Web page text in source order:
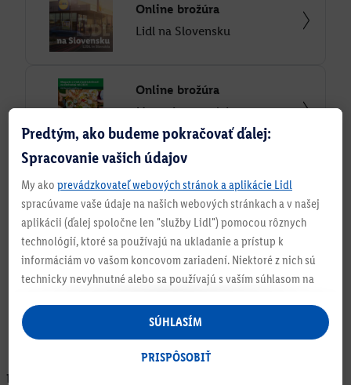
Online brožúra
Lidl na Slovensku
Online brožúra
Magazín o trvalej
udržateľnosti
Online brožúra
Socioekonomická štúdia
Lidl 2024
Právne upozornenia
Predtým, ako budeme pokračovať ďalej:
Spracovanie vašich údajov
My ako prevádzkovateľ webových stránok a aplikácie Lidl
spracúvame vaše údaje na našich webových stránkach a v našej
aplikácii (ďalej spoločne len "služby Lidl") pomocou rôznych
technológií, ktoré sa používajú na ukladanie a prístup k
informáciám vo vašom koncovom zariadení. Niektoré z nich sú
technicky nevyhnutné alebo sa používajú s vaším súhlasom na
personalizovanú reklamu v rámci služieb Lidl aj mimo nich. Ak
ste účastníkom programu Lidl Plus, na tieto účely sa spracúvajú
aj údaje z vášho nákupného správania v obchode.
PRISPÔSOBIŤ
SÚHLASÍM